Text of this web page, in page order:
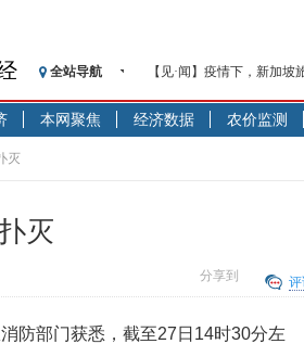
全站导航
【见·闻】疫情下，新加坡
记者手记：疫情下的香港
【见·闻】疫情下一家香港
济安金信：中国基金市场
【新华财经调查】同业存
央行公开市场净投放300
基本面及股市双轮冲击 债
沥青期货连续两日涨逾3%
恒生聚源：北斗收官之星
本网聚焦 经济数据 农价监测
灭
灭
分享到
防部门获悉，截至27日14时30分左